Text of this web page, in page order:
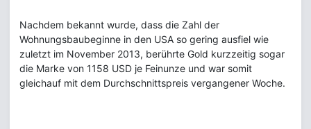
Nachdem bekannt wurde, dass die Zahl der
Wohnungsbaubeginne in den USA so gering ausfiel wie
zuletzt im November 2013, berührte Gold kurzzeitig sogar
die Marke von 1158 USD je Feinunze und war somit
gleichauf mit dem Durchschnittspreis vergangener Woche.